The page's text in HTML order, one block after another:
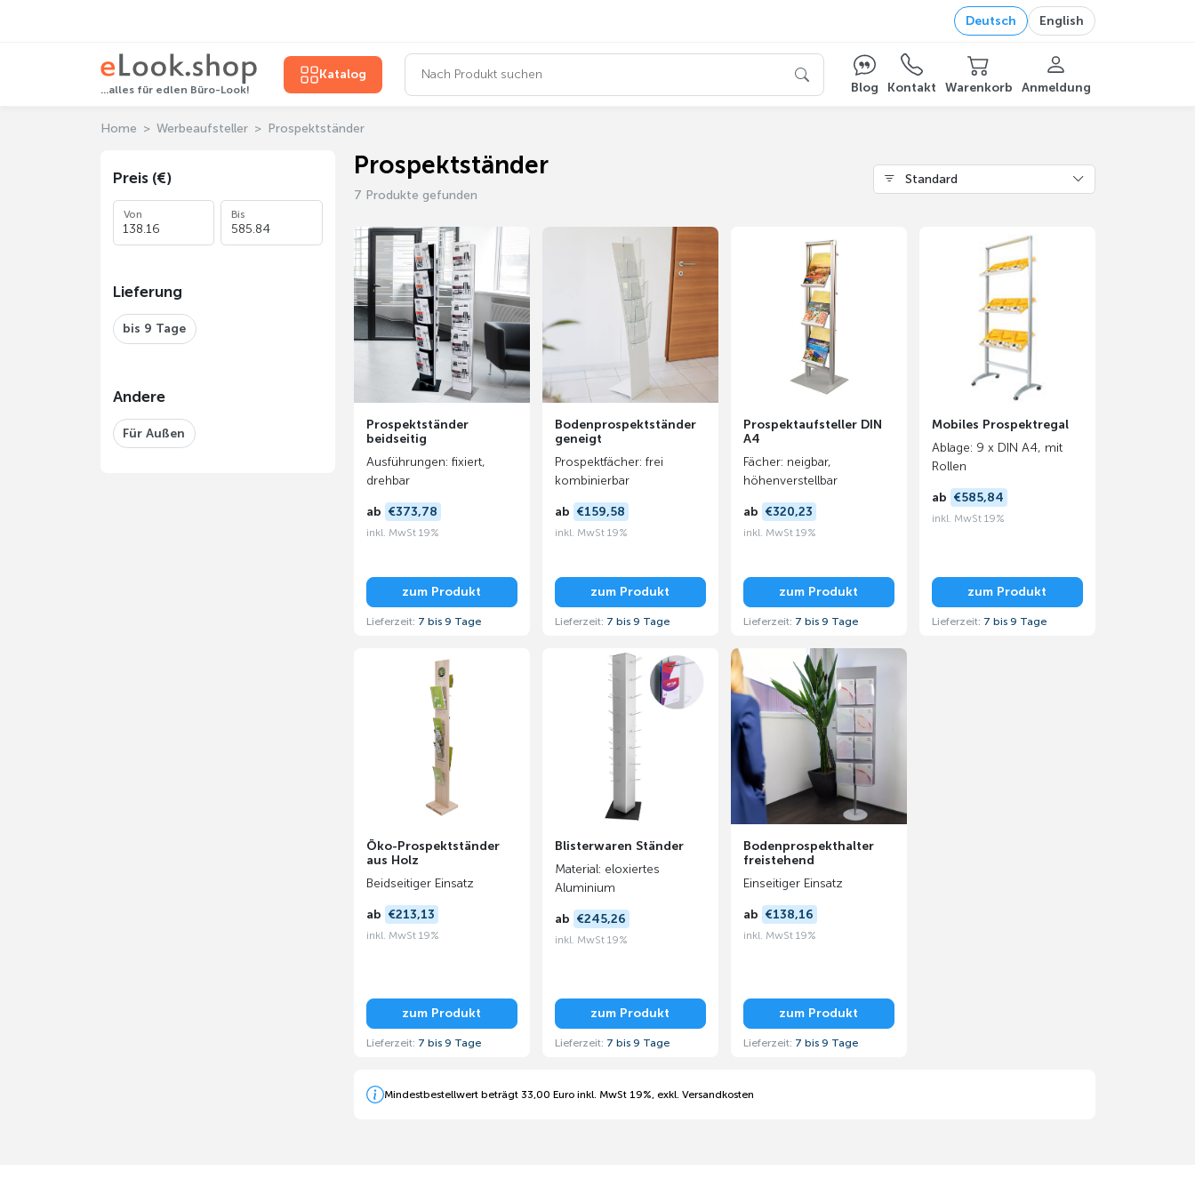
Deutsch English
...alles für edlen Büro-Look!
Katalog
Blog
Kontakt Warenkorb Anmeldung
Home Werbeaufsteller Prospektständer
Preis (€)
Von Bis
Lieferung
bis 9 Tage
Andere
Für Außen
Prospektständer
7 Produkte gefunden
Standard
Prospektständer
beidseitig
Ausführungen: fixiert,
drehbar
ab €373,78
inkl. MwSt 19%
zum Produkt
Lieferzeit: 7 bis 9 Tage
Bodenprospektständer
geneigt
Prospektfächer: frei
kombinierbar
ab €159,58
inkl. MwSt 19%
zum Produkt
Lieferzeit: 7 bis 9 Tage
Prospektaufsteller DIN
A4
Fächer: neigbar,
höhenverstellbar
ab €320,23
inkl. MwSt 19%
zum Produkt
Lieferzeit: 7 bis 9 Tage
Mobiles Prospektregal
Ablage: 9 x DIN A4, mit
Rollen
ab €585,84
inkl. MwSt 19%
zum Produkt
Lieferzeit: 7 bis 9 Tage
Öko-Prospektständer
aus Holz
Beidseitiger Einsatz
ab €213,13
inkl. MwSt 19%
zum Produkt
Lieferzeit: 7 bis 9 Tage
Blisterwaren Ständer
Material: eloxiertes
Aluminium
ab €245,26
inkl. MwSt 19%
zum Produkt
Lieferzeit: 7 bis 9 Tage
Bodenprospekthalter
freistehend
Einseitiger Einsatz
ab €138,16
inkl. MwSt 19%
zum Produkt
Lieferzeit: 7 bis 9 Tage
Mindestbestellwert beträgt 33,00 Euro inkl. MwSt 19%, exkl. Versandkosten